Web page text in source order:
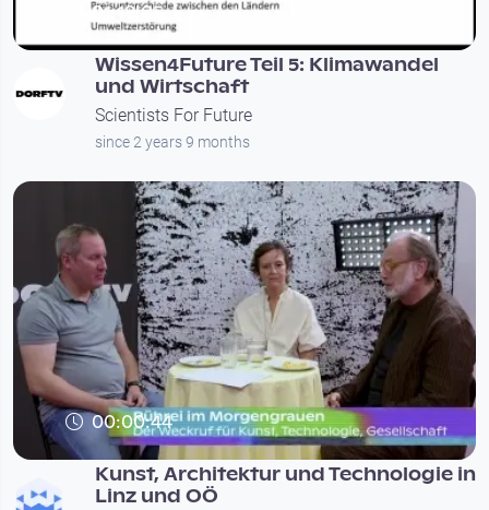
01:18:05
Wissen4Future Teil 5: Klimawandel
und Wirtschaft
Scientists For Future
since 2 years 9 months
00:00:44
Kunst, Architektur und Technologie in
Linz und OÖ